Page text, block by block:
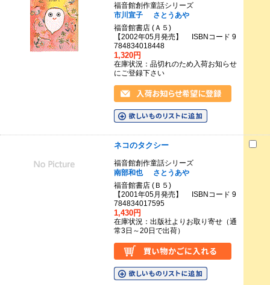
福音館創作童話シリーズ
市川宣子
さとうあや
福音館書店 (Ａ５)
【2002年05月発売】 ISBNコード 9
784834018448
1,320円
在庫状況：品切れのため入荷お知らせ
にご登録下さい
ネコのタクシー
福音館創作童話シリーズ
南部和也
さとうあや
福音館書店 (Ｂ５)
【2001年05月発売】 ISBNコード 9
784834017595
1,430円
在庫状況：出版社よりお取り寄せ（通
常3日～20日で出荷）